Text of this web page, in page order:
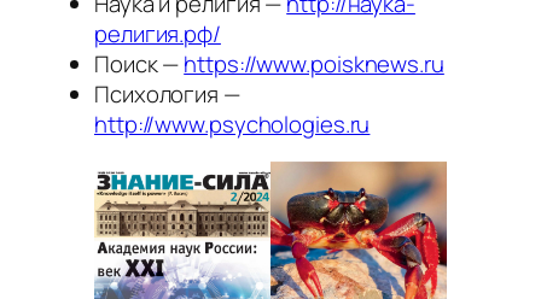
религия.рф/
Поиск —https://www.poisknews.ru
Психология —
http://www.psychologies.ru